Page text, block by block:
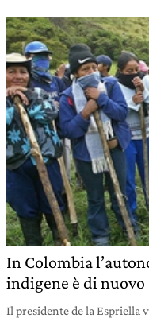
In Colombia
indigene è di nuovo
Il presidente de la Espriella